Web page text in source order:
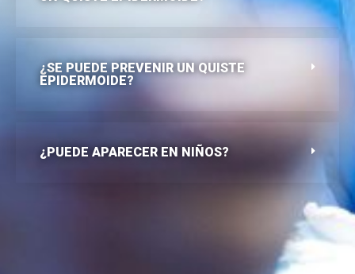
¿SE PUEDE PREVENIR UN QUISTE
EPIDERMOIDE?
¿PUEDE APARECER EN NIÑOS?